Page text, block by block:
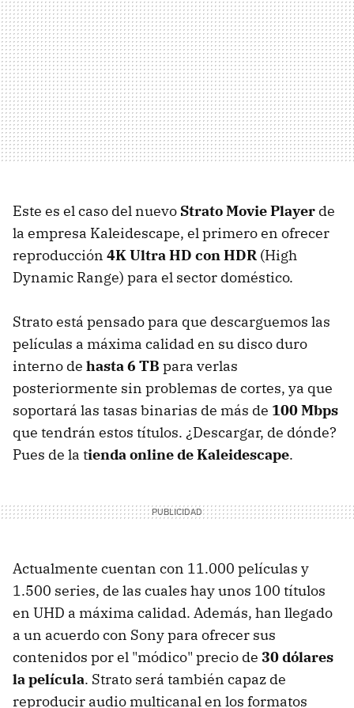
Este es el caso del nuevo Strato Movie Player de
la empresa Kaleidescape, el primero en ofrecer
reproducción 4K Ultra HD con HDR (High
Dynamic Range) para el sector doméstico.
Strato está pensado para que descarguemos las
películas a máxima calidad en su disco duro
interno de hasta 6 TB para verlas
posteriormente sin problemas de cortes, ya que
soportará las tasas binarias de más de 100 Mbps
que tendrán estos títulos. ¿Descargar, de dónde?
Pues de la tienda online de Kaleidescape.
Actualmente cuentan con 11.000 películas y
1.500 series, de las cuales hay unos 100 títulos
en UHD a máxima calidad. Además, han llegado
a un acuerdo con Sony para ofrecer sus
contenidos por el "módico" precio de 30 dólares
la película. Strato será también capaz de
reproducir audio multicanal en los formatos